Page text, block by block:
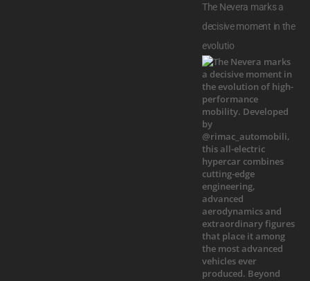
The Nevera marks a
decisive moment in the
evolutio